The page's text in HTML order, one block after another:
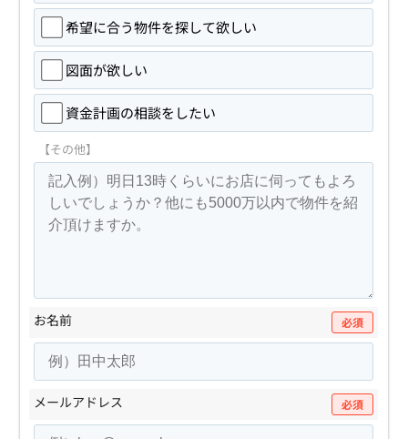
希望に合う物件を探して欲しい
図面が欲しい
資金計画の相談をしたい
【その他】
お名前 必須
メールアドレス 必須